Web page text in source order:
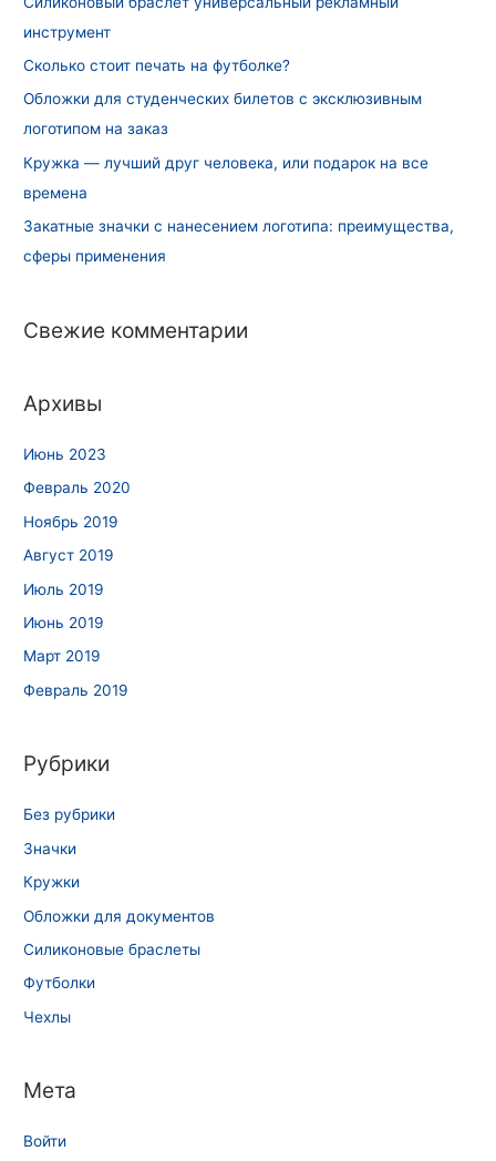
инструмент
Сколько стоит печать на футболке?
Обложки для студенческих билетов с эксклюзивным
логотипом на заказ
Кружка — лучший друг человека, или подарок на все
времена
Закатные значки с нанесением логотипа: преимущества,
сферы применения
Свежие комментарии
Архивы
Июнь 2023
Февраль 2020
Ноябрь 2019
Август 2019
Июль 2019
Июнь 2019
Март 2019
Февраль 2019
Рубрики
Без рубрики
Значки
Кружки
Обложки для документов
Силиконовые браслеты
Футболки
Чехлы
Мета
Войти